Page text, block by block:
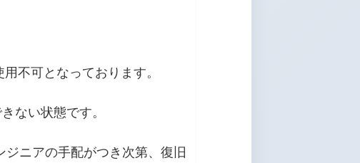
不可となっております。
ない状態です。
ニアの手配がつき次第、復旧